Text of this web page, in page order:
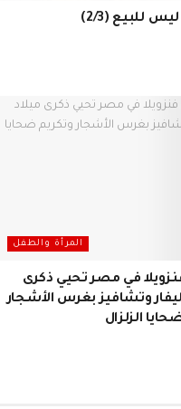
للبيع (2/3)
المرأة والطفل
في مصر تحيي ذكرى
وتشافيز بغرس الأشجار
الزلزال